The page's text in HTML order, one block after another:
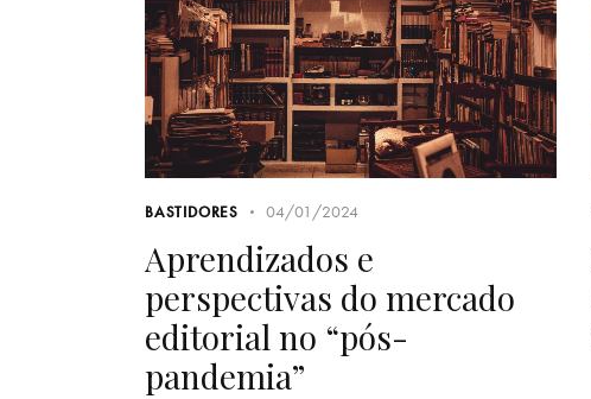
BASTIDORES 04/01/2024
Aprendizados e
perspectivas do mercado
editorial no “pós-
pandemia”